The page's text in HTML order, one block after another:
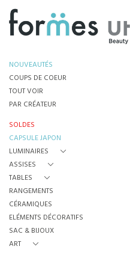
NOUVEAUTÉS
COUPS DE COEUR
TOUT VOIR
PAR CRÉATEUR
SOLDES
CAPSULE JAPON
LUMINAIRES
ASSISES
TABLES
RANGEMENTS
CÉRAMIQUES
ELÉMENTS DÉCORATIFS
SAC & BIJOUX
ART